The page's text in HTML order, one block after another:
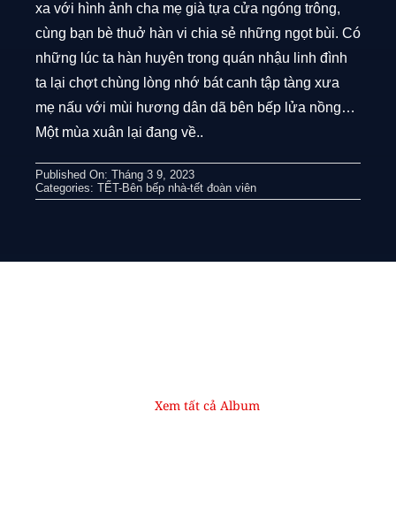
xa với hình ảnh cha mẹ già tựa cửa ngóng trông,
cùng bạn bè thuở hàn vi chia sẻ những ngọt bùi. Có
những lúc ta hàn huyên trong quán nhậu linh đình
ta lại chợt chùng lòng nhớ bát canh tập tàng xưa
mẹ nấu với mùi hương dân dã bên bếp lửa nồng…
Một mùa xuân lại đang về..
Published On: Tháng 3 9, 2023
Categories: TẾT-Bên bếp nhà-tết đoàn viên
Xem tất cả Album